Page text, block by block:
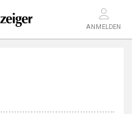
ANMELDEN